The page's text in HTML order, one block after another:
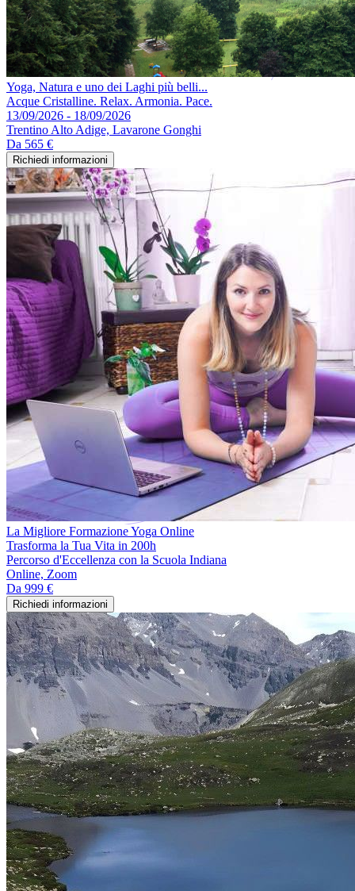
Yoga, Natura e uno dei Laghi più belli...
Acque Cristalline. Relax. Armonia. Pace.
13/09/2026 - 18/09/2026
Trentino Alto Adige, Lavarone Gonghi
Da 565 €
Richiedi informazioni
La Migliore Formazione Yoga Online
Trasforma la Tua Vita in 200h
Percorso d'Eccellenza con la Scuola Indiana
Online, Zoom
Da 999 €
Richiedi informazioni